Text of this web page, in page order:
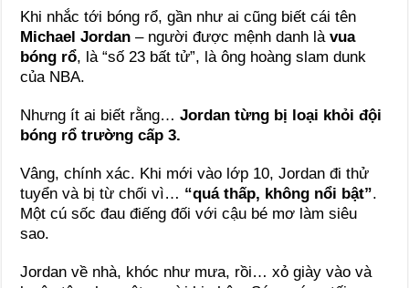
Khi nhắc tới bóng rổ, gần như ai cũng biết cái tên
Michael Jordan – người được mệnh danh làvua
bóng rổ, là “số 23 bất tử”, là ông hoàng slam dunk
của NBA.
Nhưng ít ai biết rằng…Jordan từng bị loại khỏi đội
bóng rổ trường cấp 3.
Vâng, chính xác. Khi mới vào lớp 10, Jordan đi thử
tuyển và bị từ chối vì… “quá thấp, không nổi bật”.
Một cú sốc đau điếng đối với cậu bé mơ làm siêu
sao.
Jordan về nhà, khóc như mưa, rồi… xỏ giày vào và